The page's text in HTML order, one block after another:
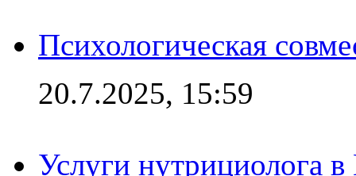
Психологическая
20.7.2025, 15:59
Услуги нутрициолога